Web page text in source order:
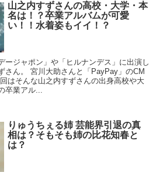
山之内すずさんの高校・大学・本
名は！？卒業アルバムが可愛
い！！水着姿もイイ！？
ージャポン」や「ヒルナンデス」に出演し
さん。 宮川大助さんと「PayPay」のCM
はそんな山之内すずさんの出身高校や大
卒業アル...
りゅうちぇる姉 芸能界引退の真
相は？そもそも姉の比花知春と
は？